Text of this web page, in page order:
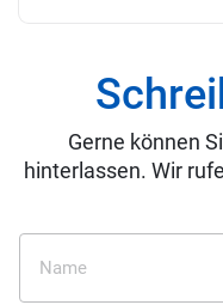
Gerne können
hinterlassen. Wir
Name